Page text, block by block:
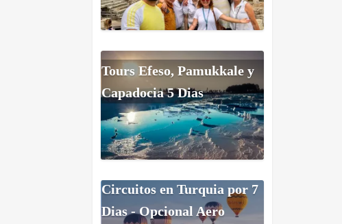
Tours Efeso, Pamukkale y
Capadocia 5 Dias
Circuitos en Turquia por 7
Dias - Opcional Aero